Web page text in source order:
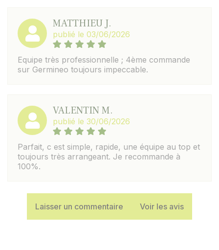
MATTHIEU J.
publié le 03/06/2026
Equipe très professionnelle ; 4ème commande
sur Germineo toujours impeccable.
VALENTIN M.
publié le 30/06/2026
Parfait, c est simple, rapide, une équipe au top et
toujours très arrangeant. Je recommande à
100%.
Laisser un commentaire Voir les avis